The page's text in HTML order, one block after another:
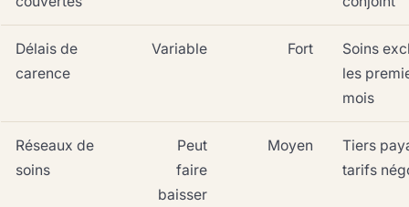
Délais de
carence
Variable Fort
Soins
les
mois
Réseaux de
soins
Peut
faire
baisser
Moyen
Tiers
tarifs